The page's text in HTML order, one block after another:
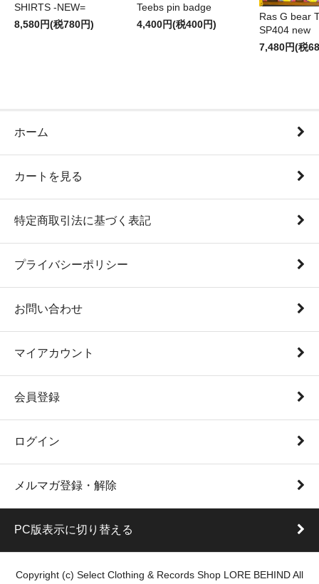
SHIRTS -NEW=
8,580円(税780円)
Teebs pin badge
4,400円(税400円)
Ras G bear
SP404 new
7,480円(税
ホーム
カートを見る
特定商取引法に基づく表記
プライバシーポリシー
お問い合わせ
マイアカウント
会員登録
ログイン
メルマガ登録・解除
PC版表示に切り替える
Copyright (c) Select Clothing & Records Shop LORE BEHIND All